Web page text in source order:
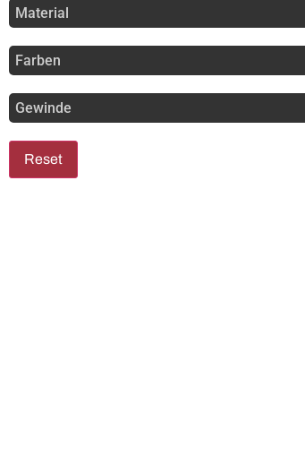
Material
Farben
Gewinde
Reset